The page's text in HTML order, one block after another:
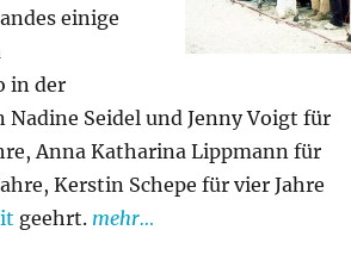
einige
in der
Seidel und Jenny Voigt für
Anna Katharina Lippmann für
Kerstin Schepe für vier Jahre
geehrt. mehr…